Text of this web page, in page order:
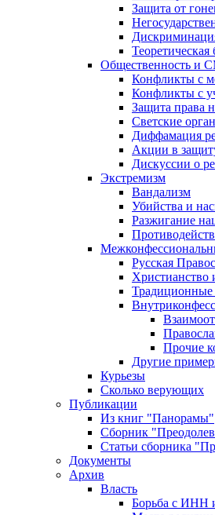
Защита от
Теоретическая
Общественность и
Конфликты с
Конфликты с
Защита права
Светские
Диффамация
Акции в
Дискуссии о
Экстремизм
Вандализм
Убийства и
Разжигание
Русская
Христианство
Традиционные
Прочие
Другие
Курьезы
Сколько верующих
Публикации
Из книг "Панорамы"
Сборник
Статьи сборника
Документы
Архив
Власть
Борьба с ИНН